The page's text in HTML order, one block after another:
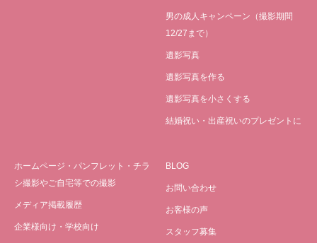
男の成人キャンペーン（撮影期間
12/27まで）
遺影写真
遺影写真を作る
遺影写真を小さくする
結婚祝い・出産祝いのプレゼントに
ホームページ・パンフレット・チラ
シ撮影やご自宅等での撮影
メディア掲載履歴
企業様向け・学校向け
BLOG
お問い合わせ
お客様の声
スタッフ募集